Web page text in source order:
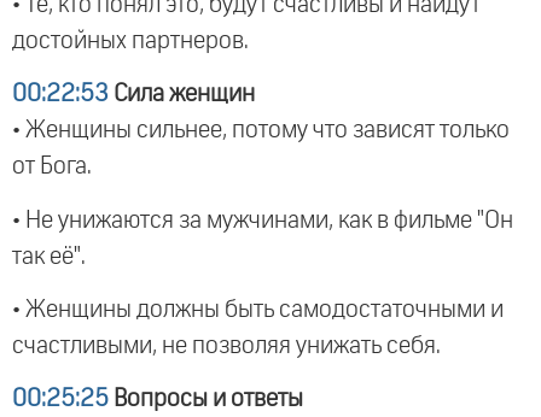
достойных партнеров.
00:22:53 Сила женщин
• Женщины сильнее, потому что зависят только
от Бога.
• Не унижаются за мужчинами, как в фильме "Он
так её".
• Женщины должны быть самодостаточными и
счастливыми, не позволяя унижать себя.
00:25:25 Вопросы и ответы